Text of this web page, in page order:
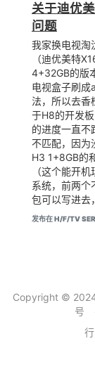
关于迪优
问题
我家换电视淘
（迪优美特
4+32GB的版
电视盒子刷
法，所以去香
于H8的开发
的进度一直不
不匹配，因为
H3 1+8GB的
（这个能开
系统，前两个
包可以写进去
包），想看看
发布在 H/F/TV
Copyright ©
号